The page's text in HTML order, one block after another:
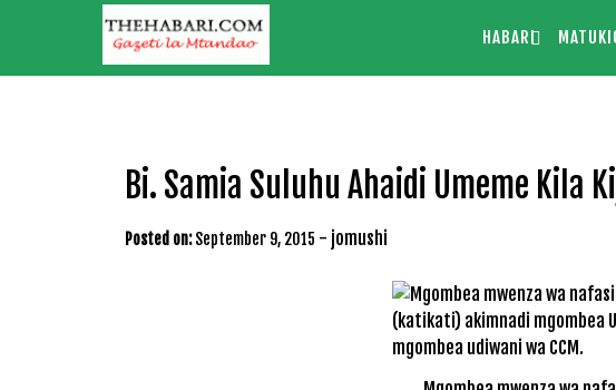
HABARI
Bi. Samia Suluhu Ahaidi Umeme Kila
Posted on: September 9, 2015 - jomushi